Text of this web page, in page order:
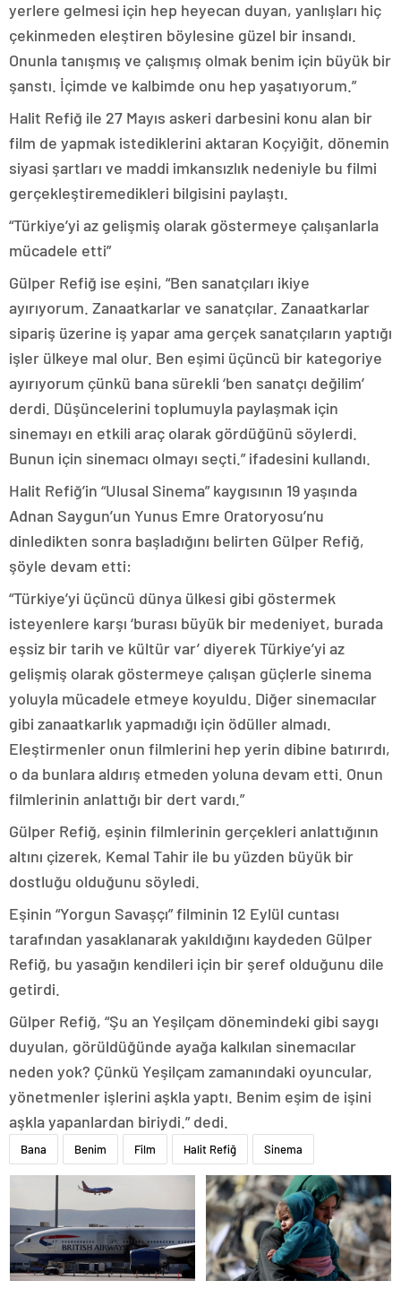
yerlere gelmesi için hep heyecan duyan, yanlışları hiç
çekinmeden eleştiren böylesine güzel bir insandı.
Onunla tanışmış ve çalışmış olmak benim için büyük bir
şanstı. İçimde ve kalbimde onu hep yaşatıyorum.”
Halit Refiğ ile 27 Mayıs askeri darbesini konu alan bir
film de yapmak istediklerini aktaran Koçyiğit, dönemin
siyasi şartları ve maddi imkansızlık nedeniyle bu filmi
gerçekleştiremedikleri bilgisini paylaştı.
“Türkiye’yi az gelişmiş olarak göstermeye çalışanlarla
mücadele etti”
Gülper Refiğ ise eşini, “Ben sanatçıları ikiye
ayırıyorum. Zanaatkarlar ve sanatçılar. Zanaatkarlar
sipariş üzerine iş yapar ama gerçek sanatçıların yaptığı
işler ülkeye mal olur. Ben eşimi üçüncü bir kategoriye
ayırıyorum çünkü bana sürekli ‘ben sanatçı değilim’
derdi. Düşüncelerini toplumuyla paylaşmak için
sinemayı en etkili araç olarak gördüğünü söylerdi.
Bunun için sinemacı olmayı seçti.” ifadesini kullandı.
Halit Refiğ’in “Ulusal Sinema” kaygısının 19 yaşında
Adnan Saygun’un Yunus Emre Oratoryosu’nu
dinledikten sonra başladığını belirten Gülper Refiğ,
şöyle devam etti:
“Türkiye’yi üçüncü dünya ülkesi gibi göstermek
isteyenlere karşı ‘burası büyük bir medeniyet, burada
eşsiz bir tarih ve kültür var’ diyerek Türkiye’yi az
gelişmiş olarak göstermeye çalışan güçlerle sinema
yoluyla mücadele etmeye koyuldu. Diğer sinemacılar
gibi zanaatkarlık yapmadığı için ödüller almadı.
Eleştirmenler onun filmlerini hep yerin dibine batırırdı,
o da bunlara aldırış etmeden yoluna devam etti. Onun
filmlerinin anlattığı bir dert vardı.”
Gülper Refiğ, eşinin filmlerinin gerçekleri anlattığının
altını çizerek, Kemal Tahir ile bu yüzden büyük bir
dostluğu olduğunu söyledi.
Eşinin “Yorgun Savaşçı” filminin 12 Eylül cuntası
tarafından yasaklanarak yakıldığını kaydeden Gülper
Refiğ, bu yasağın kendileri için bir şeref olduğunu dile
getirdi.
Gülper Refiğ, “Şu an Yeşilçam dönemindeki gibi saygı
duyulan, görüldüğünde ayağa kalkılan sinemacılar
neden yok? Çünkü Yeşilçam zamanındaki oyuncular,
yönetmenler işlerini aşkla yaptı. Benim eşim de işini
aşkla yapanlardan biriydi.” dedi.
Bana Benim Film Halit Refiğ Sinema